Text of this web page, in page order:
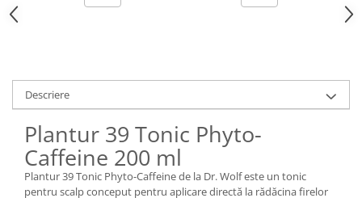
Descriere
Plantur 39 Tonic Phyto-
Caffeine 200 ml
Plantur 39 Tonic Phyto-Caffeine de la Dr. Wolf este un tonic
pentru scalp conceput pentru aplicare directă la rădăcina firelor